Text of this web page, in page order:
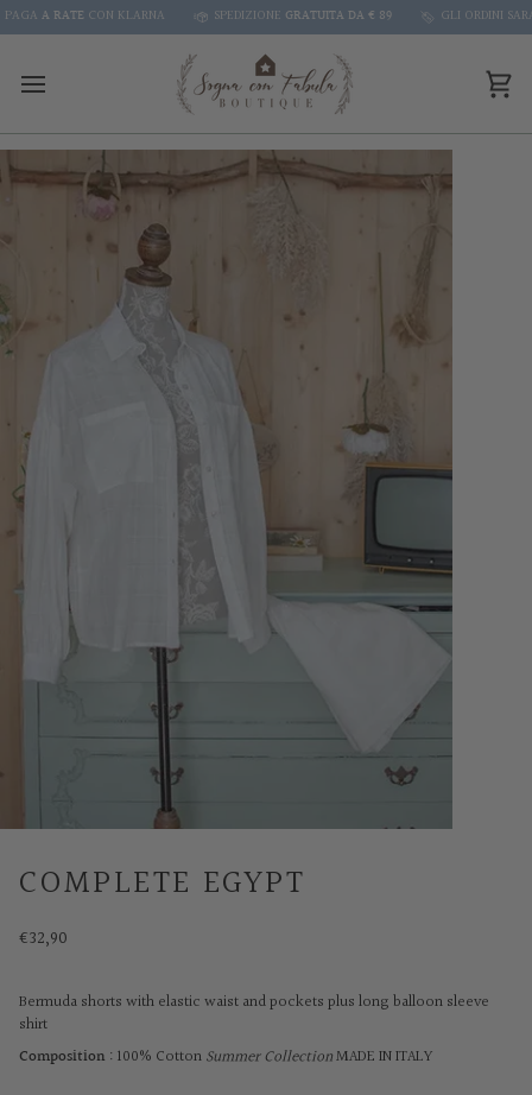
Skip
to
A RATECON KLARNA SPEDIZIONEGRATUITA DA € 89 GLI ORDINI
COMPLETE EGYPT
€32,90
Bermuda shorts with elastic waist and pockets plus long balloon sleeve
shirt
Composition : 100% Cotton Summer CollectionMADE IN ITALY